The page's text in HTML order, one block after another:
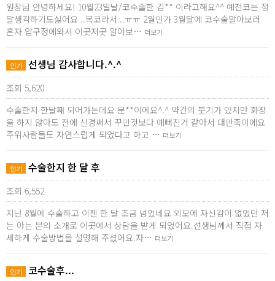
원장님 안녕하세요! 10월23일날/코수술한 김** 이라고해요^^ 예전코는 정
말생각하기도싫어요 ..복코라서...ㅠㅠ 2월인가 3월달에 코수술알아보러
혼자 압구정에와서 이곳저곳 알아보… 더보기
인기 선생님 감사합니다.^.^
조회 5,620
수술한지 한달째 되어가는데요 문**이에요^.^ 약간의 붓기가 있지만 화장
을 하지 않아도 전에 신경써서 꾸민것보다 예뻐진거 같아서 대만족이에요
주위사람들도 자연스럽게 되었다고 하고 … 더보기
인기 수술한지 한 달 후
조회 6,552
지난 8월에 수술하고 이젠 한 달 조금 넘었네요 외모에 자신감이 없었던 저
는 아는 분의 소개로 이곳에서 상담을 받게 되었어요.선생님께서 직접 자
세하게 수술방법을 설명해 주셨어요.자… 더보기
인기 코수술후...